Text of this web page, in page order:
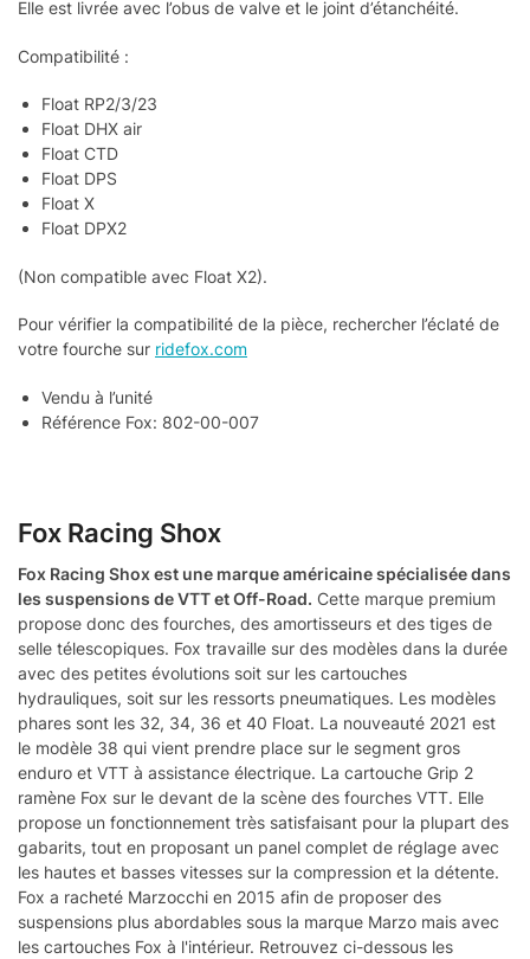
Elle est livrée avec l’obus de valve et le joint d’étanchéité.
Compatibilité :
Float RP2/3/23
Float DHX air
Float CTD
Float DPS
Float X
Float DPX2
(Non compatible avec Float X2).
Pour vérifier la compatibilité de la pièce, rechercher l’éclaté de
votre fourche sur ridefox.com
Vendu à l’unité
Référence Fox: 802-00-007
Fox Racing Shox
Fox Racing Shox est une marque américaine spécialisée dans
les suspensions de VTT et Off-Road. Cette marque premium
propose donc des fourches, des amortisseurs et des tiges de
selle télescopiques. Fox travaille sur des modèles dans la durée
avec des petites évolutions soit sur les cartouches
hydrauliques, soit sur les ressorts pneumatiques. Les modèles
phares sont les 32, 34, 36 et 40 Float. La nouveauté 2021 est
le modèle 38 qui vient prendre place sur le segment gros
enduro et VTT à assistance électrique. La cartouche Grip 2
ramène Fox sur le devant de la scène des fourches VTT. Elle
propose un fonctionnement très satisfaisant pour la plupart des
gabarits, tout en proposant un panel complet de réglage avec
les hautes et basses vitesses sur la compression et la détente.
Fox a racheté Marzocchi en 2015 afin de proposer des
suspensions plus abordables sous la marque Marzo mais avec
les cartouches Fox à l'intérieur. Retrouvez ci-dessous les